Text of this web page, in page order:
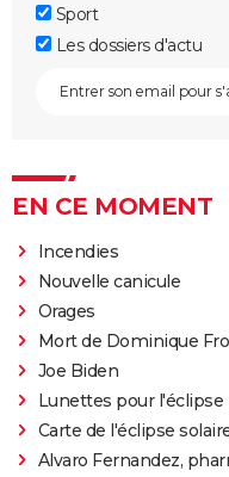
Sport
Les dossiers d'actu
EN CE MOMENT
Incendies
Nouvelle canicule
Orages
Mort de Dominique
Joe Biden
Lunettes pour l'éclipse
Carte de l'éclipse
Alvaro Fernandez,